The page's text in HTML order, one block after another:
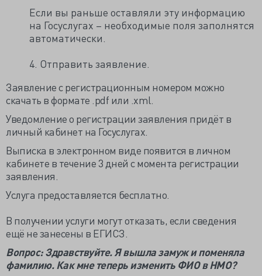
Если вы раньше оставляли эту информацию
на Госуслугах – необходимые поля заполнятся
автоматически.
4. Отправить заявление.
Заявление с регистрационным номером можно
скачать в формате .pdf или .xml.
Уведомление о регистрации заявления придёт в
личный кабинет на Госуслугах.
Выписка в электронном виде появится в личном
кабинете в течение 3 дней с момента регистрации
заявления.
Услуга предоставляется бесплатно.
В получении услуги могут отказать, если сведения
ещё не занесены в ЕГИСЗ.
Вопрос: Здравствуйте. Я вышла замуж и поменяла
фамилию. Как мне теперь изменить ФИО в НМО?